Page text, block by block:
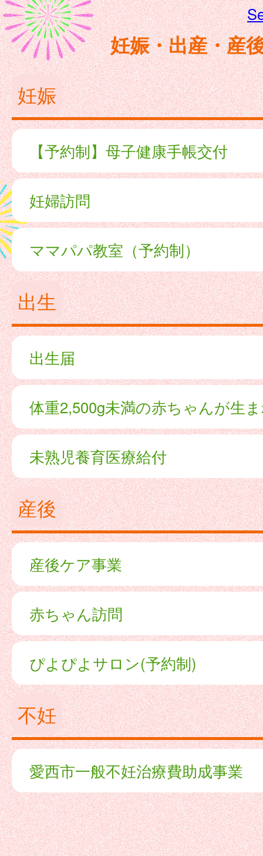
妊娠・出産・産
妊娠
【予約制】母子健康手帳交付
妊婦訪問
ママパパ教室（予約制）
出生
出生届
体重2,500g未満の赤ちゃんが生
未熟児養育医療給付
産後
産後ケア事業
赤ちゃん訪問
ぴよぴよサロン(予約制)
不妊
愛西市一般不妊治療費助成事業